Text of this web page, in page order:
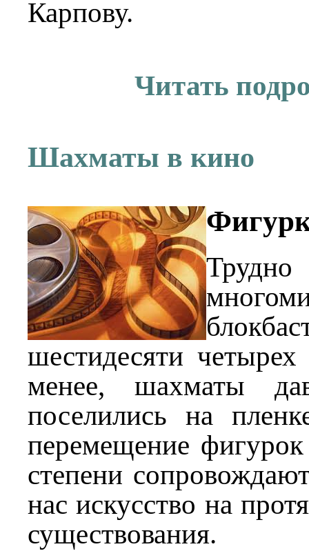
Карпову.
Читать
Шахматы в кино
шестидесяти
менее, шахматы
поселились на
перемещение
степени
нас искусство на
существования.